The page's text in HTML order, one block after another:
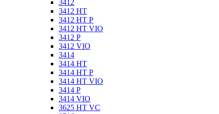
3412
3412 HT
3412 HT P
3412 HT VIO
3412 P
3412 VIO
3414
3414 HT
3414 HT P
3414 HT VIO
3414 P
3414 VIO
3625 HT VC